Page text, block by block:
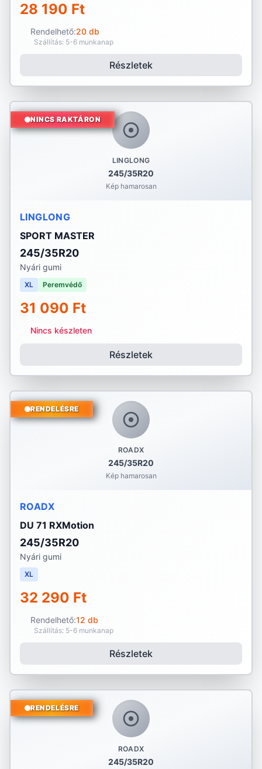
28 190 Ft
Rendelhető:20 db
Szállítás: 5-6 munkanap
Részletek
LINGLONG
245/35R20
Kép hamarosan
NINCS RAKTÁRON
LINGLONG
SPORT MASTER
245/35R20
Nyári gumi
XL Peremvédő
31 090 Ft
Nincs készleten
Részletek
ROADX
245/35R20
Kép hamarosan
RENDELÉSRE
ROADX
DU 71 RXMotion
245/35R20
Nyári gumi
XL
32 290 Ft
Rendelhető:12 db
Szállítás: 5-6 munkanap
Részletek
ROADX
245/35R20
RENDELÉSRE